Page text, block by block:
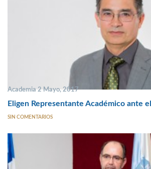
Academia 2 Mayo, 2017
Eligen Representante Académico ante
SIN COMENTARIOS